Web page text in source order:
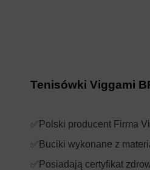
Tenisówki Viggami
✅Polski producent Firma
✅Buciki wykonane z
✅Posiadają certyfikat